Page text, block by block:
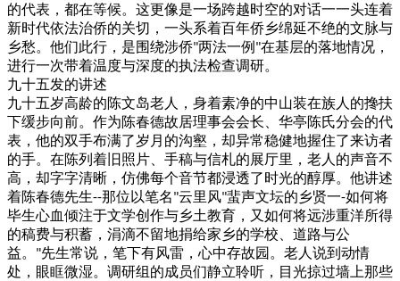
的代表，都在等候。这更像是一场跨越时空的对话一一头连着
新时代依法治侨的关切，一头系着百年侨乡绵延不绝的文脉与
乡愁。他们此行，是围绕涉侨"两法一例 "在基层的落地情况，
进行一次带着温度与深度的执法检查调研。
九十五发的讲述
九十五岁高龄的陈文岛老人，身着素净的中山装在族人的搀扶
下缓步向前。作为陈春德故居理事会会长、华亭陈氏分会的代
表，他的双手布满了岁月的沟壑，却异常稳健地握住了来访者
的手。在陈列着旧照片、手稿与信札的展厅里，老人的声音不
高，却字字清晰，仿佛每个音节都浸透了时光的醇厚。他讲述
着陈春德先生--那位以笔名"云里风"蜚声文坛的乡贤一-如何将
毕生心血倾注于文学创作与乡土教育，又如何将远涉重洋所得
的稿费与积蓄，涓滴不留地捐给家乡的学校、道路与公
益。 "先生常说，笔下有风雷，心中存故园。老人说到动情
处，眼眶微湿。调研组的成员们静立聆听，目光掠过墙上那些